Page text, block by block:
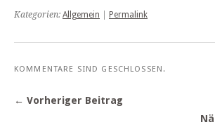
Kategorien: Allgemein Permalink
KOMMENTARE SIND GESCHLOSSEN.
← Vorheriger Beitrag